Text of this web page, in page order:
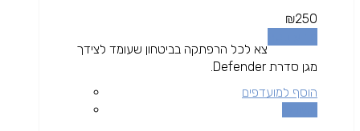
₪250
צא לכל הרפתקה בביטחון שעומד לצידך
מגן סדרת Defender.
הוסף למועדפים